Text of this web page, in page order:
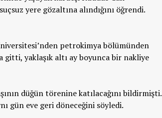
yere gözaltına alındığını öğrendi.
petrokimya bölümünden
yaklaşık altı ay boyunca bir nakliye
düğün törenine katılacağını bildirmişti.
gün eve geri döneceğini söyledi.